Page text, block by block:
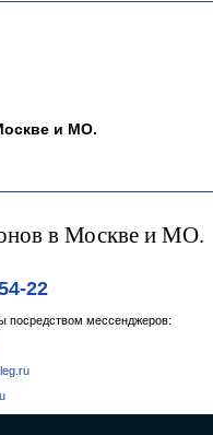
и МО.
в Москве и МО.
22
посредством мессенджеров: